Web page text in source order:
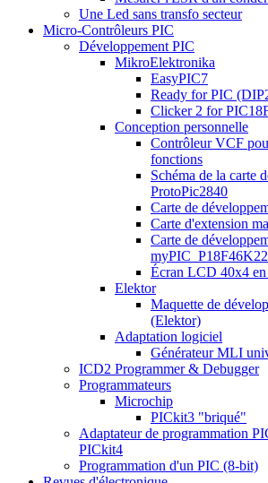
Une Led sans transfo secteur
Micro-Contrôleurs PIC
Développement PIC
MikroElektronika
EasyPIC7
Ready for PIC
Clicker 2 for
Conception personnelle
Contrôleur VCF
fonctions
Schéma de la carte
ProtoPic2840
Carte de
Carte d'extension
Carte de
myPIC_P18F46K22
Écran LCD 40x4
Elektor
Maquette de
(Elektor)
Adaptation logiciel
Générateur MLI
ICD2 Programmer & Debugger
Programmateurs
Microchip
PICkit3 "briqué"
Adaptateur de programmation
PICkit4
Programmation d'un PIC (8-bit)